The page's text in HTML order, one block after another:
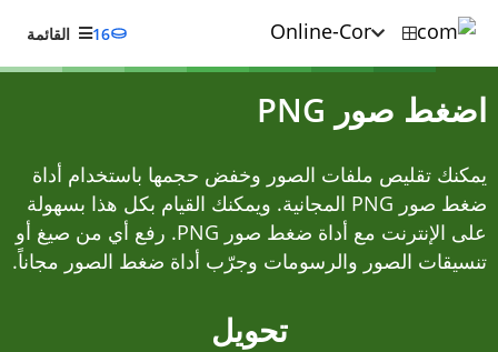
16 القائمة
اضغط صور PNG
يمكنك تقليص ملفات الصور وخفض حجمها باستخدام أداة
ضغط صور PNG المجانية. ويمكنك القيام بكل هذا بسهولة
على الإنترنت مع أداة ضغط صور PNG. رفع أي من صيغ أو
تنسيقات الصور والرسومات وجرّب أداة ضغط الصور مجاناً.
تحويل